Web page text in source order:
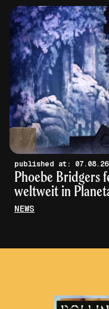
published at: 07.08.26
Phoebe Bridgers
weltweit in
NEWS